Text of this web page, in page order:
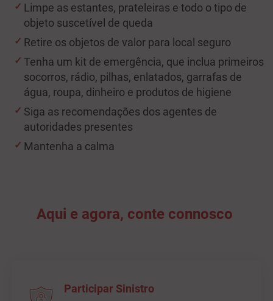
Limpe as estantes, prateleiras e todo o tipo de
objeto suscetível de queda
Retire os objetos de valor para local seguro
Tenha um kit de emergência, que inclua primeiros
socorros, rádio, pilhas, enlatados, garrafas de
água, roupa, dinheiro e produtos de higiene
Siga as recomendações dos agentes de
autoridades presentes
Mantenha a calma
Aqui e agora, conte connosco
Participar Sinistro